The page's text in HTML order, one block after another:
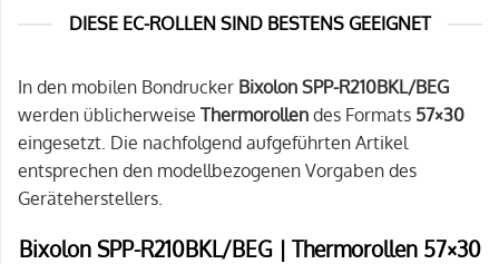
DIESE EC-ROLLEN SIND BESTENS GEEIGNET
In den mobilen Bondrucker Bixolon SPP-R210BKL/BEG
werden üblicherweise Thermorollen des Formats 57×30
eingesetzt. Die nachfolgend aufgeführten Artikel
entsprechen den modellbezogenen Vorgaben des
Geräteherstellers.
Bixolon SPP-R210BKL/BEG | Thermorollen 57×30